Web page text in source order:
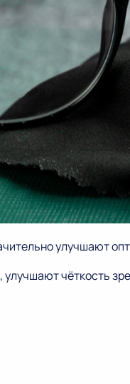
улучшают
чёткость